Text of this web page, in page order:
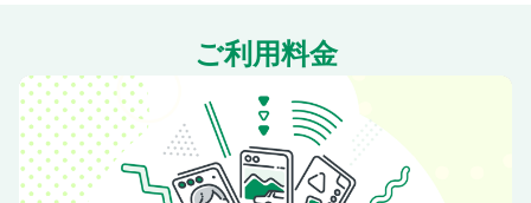
定期購読
［単発読み物］ライトノベル50年 その先にある新境地へ
興隆期［前編］ 文・タニグチリウイチ
［インタビュー］水野良 文・三村美衣
ご利用料金